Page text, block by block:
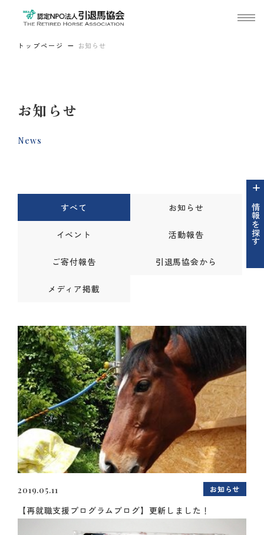
トップページ お知らせ
お知らせ
News
情報を探す
すべて お知らせ
イベント 活動報告
ご寄付報告 引退馬協会から
メディア掲載
2019.05.11 お知らせ
【再就職支援プログラムブログ】更新しました！